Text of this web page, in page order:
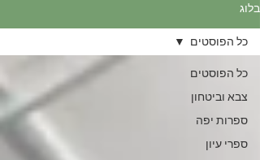
בלוג
כל הפוסטים
צבא וביטחון
ספרות יפה
ספרי עיון
כל הפוסטים